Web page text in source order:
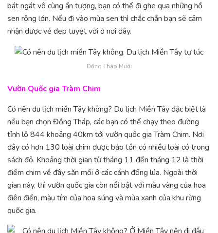
bát ngát vô cùng ấn tượng, bạn có thể đi ghe qua những hồ
sen rộng lớn. Nếu đi vào mùa sen thì chắc chắn bạn sẽ cảm
nhận được vẻ đẹp tuyệt vời ở nơi đây.
Đồng Tháp Mười
Vườn Quốc gia Tràm Chim
Có nên du lịch miền Tây không? Du lịch Miền Tây đặc biệt là
nếu bạn chọn Đồng Tháp, các bạn có thể chạy theo đường
tỉnh lộ 844 khoảng 40km tới vườn quốc gia Tràm Chim. Nơi
đây có hơn 130 loài chim được bảo tồn có nhiều loài có trong
sách đỏ. Khoảng thời gian từ tháng 11 đến tháng 12 là thời
điểm chim về đây săn mồi ở các cánh đồng lúa. Ngoài thời
gian này, thì vườn quốc gia còn nổi bật với màu vàng của hoa
điên điển, màu tím của hoa súng và mùa xanh của khu rừng
quốc gia.